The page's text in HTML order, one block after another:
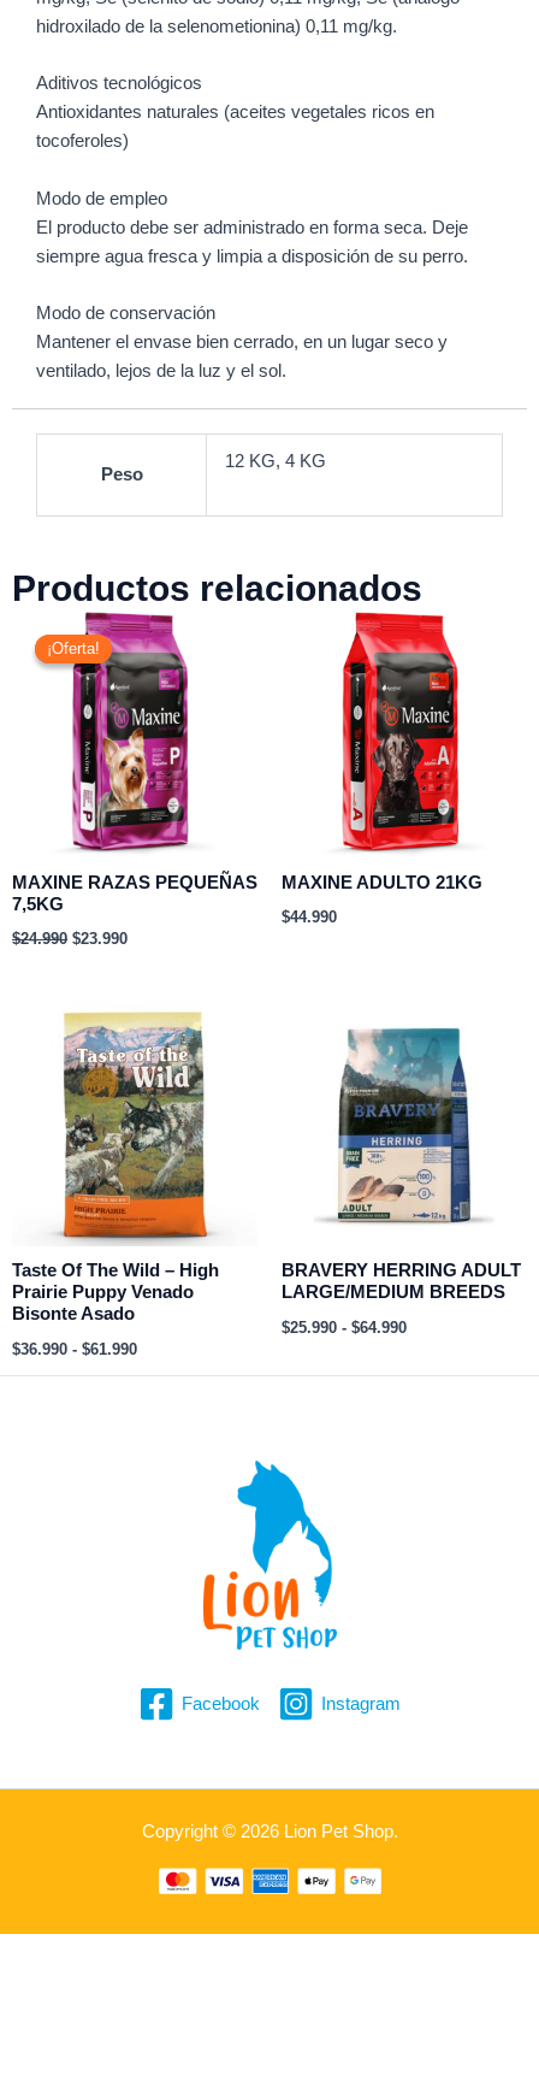
hidroxilado de la selenometionina) 0,11 mg/kg.
Aditivos tecnológicos
Antioxidantes naturales (aceites vegetales ricos en
tocoferoles)
Modo de empleo
El producto debe ser administrado en forma seca. Deje
siempre agua fresca y limpia a disposición de su perro.
Modo de conservación
Mantener el envase bien cerrado, en un lugar seco y
ventilado, lejos de la luz y el sol.
Peso
12 KG, 4 KG
Productos relacionados
¡Oferta!
¡Oferta!
MAXINE RAZAS PEQUEÑAS
7,5KG
$24.990
El
precio
original
era:
$24.990.
$23.990
El
precio
actual
es:
$23.990.
MAXINE ADULTO 21KG
$44.990
Taste Of The Wild – High
Prairie Puppy Venado
Bisonte Asado
$36.990 - $61.990
Rango
de
precios:
desde
$36.990
hasta
$61.990
BRAVERY HERRING ADULT
LARGE/MEDIUM BREEDS
$25.990 - $64.990
de
precios:
desde
$25.990
hasta
$64.990
Facebook Instagram
Copyright © 2026 Lion Pet Shop.